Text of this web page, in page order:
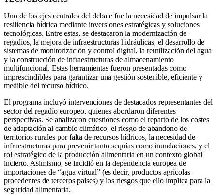
Uno de los ejes centrales del debate fue la necesidad de impulsar la
resiliencia hídrica mediante inversiones estratégicas y soluciones
tecnológicas. Entre estas, se destacaron la modernización de
regadíos, la mejora de infraestructuras hidráulicas, el desarrollo de
sistemas de monitorización y control digital, la reutilización del agua
y la construcción de infraestructuras de almacenamiento
multifuncional. Estas herramientas fueron presentadas como
imprescindibles para garantizar una gestión sostenible, eficiente y
medible del recurso hídrico.
El programa incluyó intervenciones de destacados representantes del
sector del regadío europeo, quienes abordaron diferentes
perspectivas. Se analizaron cuestiones como el reparto de los costes
de adaptación al cambio climático, el riesgo de abandono de
territorios rurales por falta de recursos hídricos, la necesidad de
infraestructuras para prevenir tanto sequías como inundaciones, y el
rol estratégico de la producción alimentaria en un contexto global
incierto. Asimismo, se incidió en la dependencia europea de
importaciones de “agua virtual” (es decir, productos agrícolas
procedentes de terceros países) y los riesgos que ello implica para la
seguridad alimentaria.